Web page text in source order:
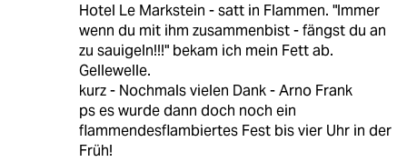
Hotel Le Markstein - satt in Flammen. "Immer
wenn du mit ihm zusammenbist - fängst du an
zu sauigeln!!!" bekam ich mein Fett ab.
Gellewelle.
kurz - Nochmals vielen Dank - Arno Frank
ps es wurde dann doch noch ein
flammendesflambiertes Fest bis vier Uhr in der
Früh!